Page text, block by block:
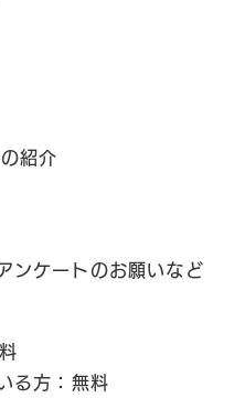
紹介
ケートのお願いなど
る方：無料